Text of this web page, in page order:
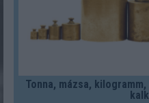
Tonna, mázsa,